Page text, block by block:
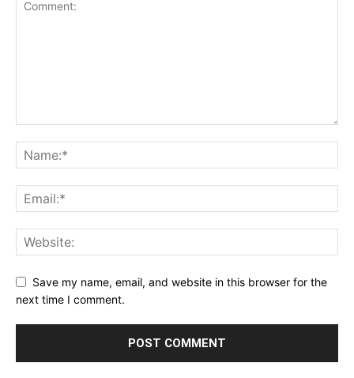
Save my name, email, and website in this browser for the
next time I comment.